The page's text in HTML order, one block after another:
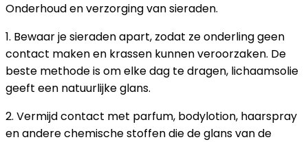
Onderhoud en verzorging van sieraden.
1. Bewaar je sieraden apart, zodat ze onderling geen
contact maken en krassen kunnen veroorzaken. De
beste methode is om elke dag te dragen, lichaamsolie
geeft een natuurlijke glans.
2. Vermijd contact met parfum, bodylotion, haarspray
en andere chemische stoffen die de glans van de